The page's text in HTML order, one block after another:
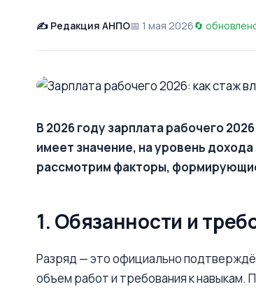
Редакция АНПО 1 мая 2026
В 2026 году зарплата рабочего
имеет значение, на уровень
рассмотрим факторы,
1. Обязанности и
Разряд — это официально
объем работ и требования к навыкам.